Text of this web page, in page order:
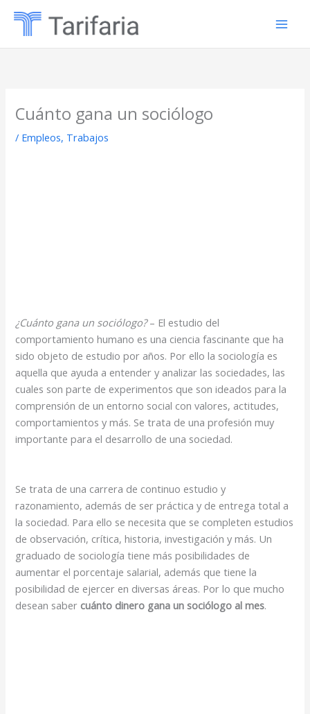
Cuánto gana un sociólogo
/ Empleos, Trabajos
¿Cuánto gana un sociólogo?– El estudio del
comportamiento humano es una ciencia fascinante que ha
sido objeto de estudio por años. Por ello la sociología es
aquella que ayuda a entender y analizar las sociedades, las
cuales son parte de experimentos que son ideados para la
comprensión de un entorno social con valores, actitudes,
comportamientos y más. Se trata de una profesión muy
importante para el desarrollo de una sociedad.
Se trata de una carrera de continuo estudio y
razonamiento, además de ser práctica y de entrega total a
la sociedad. Para ello se necesita que se completen estudios
de observación, crítica, historia, investigación y más. Un
graduado de sociología tiene más posibilidades de
aumentar el porcentaje salarial, además que tiene la
posibilidad de ejercer en diversas áreas. Por lo que mucho
desean saber cuánto dinero gana un sociólogo al mes.